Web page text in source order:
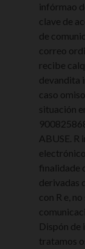
infórmao
clave de
de
correo
recibe
devandita
caso
situación
ABUSE. R
finalidade
derivadas
con R e,
Dispón de
tratamos